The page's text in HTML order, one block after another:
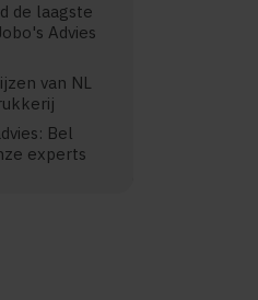
de laagste
Advies
van NL
Bel
experts